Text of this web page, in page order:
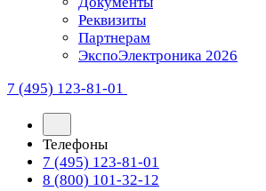
Реквизиты
Партнерам
ЭкспоЭлектроника 2026
7 (495) 123-81-01
Телефоны
7 (495) 123-81-01
8 (800) 101-32-12